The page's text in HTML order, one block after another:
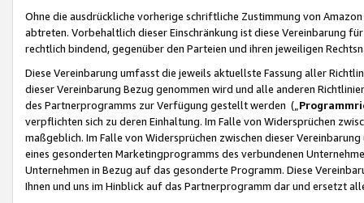
Ohne die ausdrückliche vorherige schriftliche Zustimmung von
abtreten. Vorbehaltlich dieser Einschränkung ist diese Vereinbarung
rechtlich bindend, gegenüber den Parteien und ihren jeweiligen
Diese Vereinbarung umfasst die jeweils aktuellste Fassung aller
dieser Vereinbarung Bezug genommen wird und alle anderen
des Partnerprogramms zur Verfügung gestellt werden („
verpflichten sich zu deren Einhaltung. Im Falle von Widersprüchen
maßgeblich. Im Falle von Widersprüchen zwischen dieser
eines gesonderten Marketingprogramms des verbundenen
Unternehmen in Bezug auf das gesonderte Programm. Diese
Ihnen und uns im Hinblick auf das Partnerprogramm dar und ersetzt